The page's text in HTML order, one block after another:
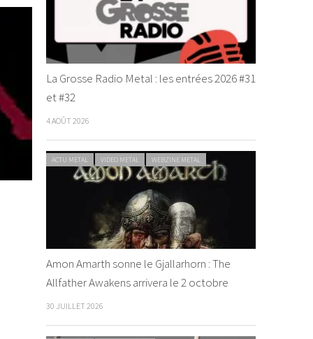
La Grosse Radio Metal : les entrées 2026 #31
et #32
4 AOÛT 2026
ACTU METAL VIDEO METAL WEBZINE METAL
Amon Amarth sonne le Gjallarhorn : The
Allfather Awakens arrivera le 2 octobre
30 JUILLET 2026